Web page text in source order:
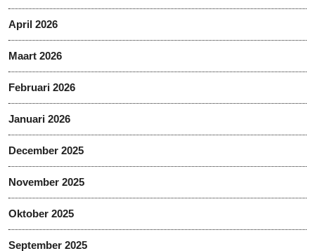
April 2026
Maart 2026
Februari 2026
Januari 2026
December 2025
November 2025
Oktober 2025
September 2025